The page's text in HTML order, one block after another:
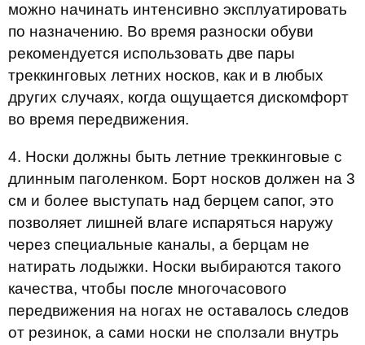
можно начинать интенсивно эксплуатировать
по назначению. Во время разноски обуви
рекомендуется использовать две пары
треккинговых летних носков, как и в любых
других случаях, когда ощущается дискомфорт
во время передвижения.
4. Носки должны быть летние треккинговые с
длинным паголенком. Борт носков должен на 3
см и более выступать над берцем сапог, это
позволяет лишней влаге испаряться наружу
через специальные каналы, а берцам не
натирать лодыжки. Носки выбираются такого
качества, чтобы после многочасового
передвижения на ногах не оставалось следов
от резинок, а сами носки не сползали внутрь